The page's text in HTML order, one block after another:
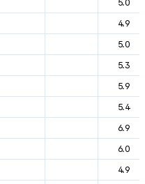
5.0
4.9
5.0
5.3
5.9
5.4
6.9
6.0
4.9